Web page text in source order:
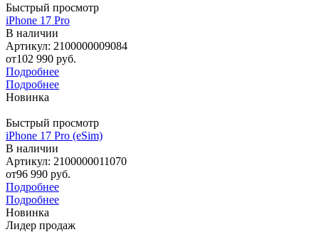
Быстрый просмотр
iPhone 17 Pro
В наличии
Артикул: 2100000009084
от102 990 руб.
Подробнее
Подробнее
Новинка
Быстрый просмотр
iPhone 17 Pro (eSim)
В наличии
Артикул: 2100000011070
от96 990 руб.
Подробнее
Подробнее
Новинка
Лидер продаж